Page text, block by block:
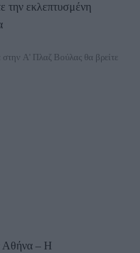
την εκλεπτυσμένη
στην Α' Πλαζ Βούλας θα βρείτε
Αθήνα – Η